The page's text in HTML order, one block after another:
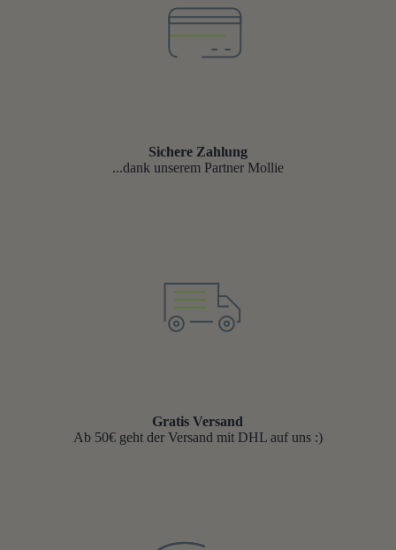
Sichere Zahlung
...dank unserem Partner Mollie
Gratis Versand
Ab 50€ geht der Versand mit DHL auf uns :)